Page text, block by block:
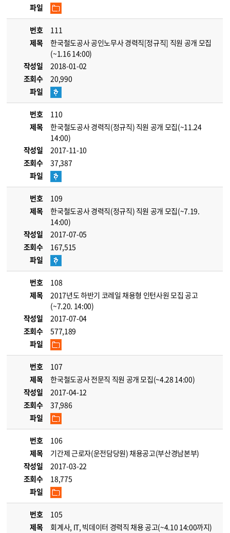
파일
번호
111
제목
한국철도공사 공인노무사 경력직[정규직] 직원 공개 모집
(~1.16 14:00)
작성일
2018-01-02
조회수
20,990
파일
번호
110
제목
한국철도공사 경력직(정규직) 직원 공개 모집(~11.24
14:00)
작성일
2017-11-10
조회수
37,387
파일
번호
109
제목
한국철도공사 경력직(정규직) 직원 공개 모집(~7.19.
14:00)
작성일
2017-07-05
조회수
167,515
파일
번호
108
제목
2017년도 하반기 코레일 채용형 인턴사원 모집 공고
(~7.20. 14:00)
작성일
2017-07-04
조회수
577,189
파일
번호
107
제목
한국철도공사 전문직 직원 공개 모집(~4.28 14:00)
작성일
2017-04-12
조회수
37,986
파일
번호
106
제목
기간제 근로자(운전담당원) 채용공고(부산경남본부)
작성일
2017-03-22
조회수
18,775
파일
번호
105
제목
회계사, IT, 빅데이터 경력직 채용 공고(~4.10 14:00까지)